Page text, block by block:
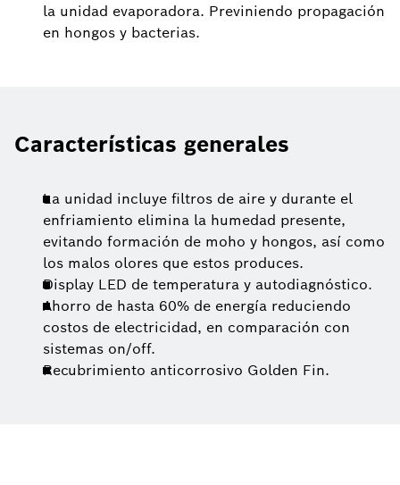
la unidad evaporadora. Previniendo propagación
en hongos y bacterias.
Características generales
La unidad incluye filtros de aire y durante el
enfriamiento elimina la humedad presente,
evitando formación de moho y hongos, así como
los malos olores que estos produces.
Display LED de temperatura y autodiagnóstico.
Ahorro de hasta 60% de energía reduciendo
costos de electricidad, en comparación con
sistemas on/off.
Recubrimiento anticorrosivo Golden Fin.